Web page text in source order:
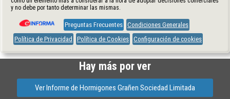
y no debe por tanto determinar las mismas.
Preguntas Frecuentes Condiciones Generales
Política de Privacidad
Política de Cookies Configuración de cookies
Hay más por ver
Ver Informe de Hormigones Grañen Sociedad Limitada